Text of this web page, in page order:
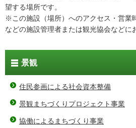
望する場所です。
※この施設（場所）へのアクセス・営業
などの施設管理者または観光協会などに
景観
住民参画による社会資本整備
景観まちづくりプロジェクト事業
協働によるまちづくり事業